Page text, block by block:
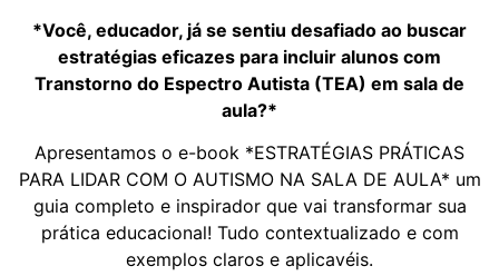
*Você, educador, já se sentiu desafiado ao buscar
estratégias eficazes para incluir alunos com
Transtorno do Espectro Autista (TEA) em sala de
aula?*
Apresentamos o e-book *ESTRATÉGIAS PRÁTICAS
PARA LIDAR COM O AUTISMO NA SALA DE AULA* um
guia completo e inspirador que vai transformar sua
prática educacional! Tudo contextualizado e com
exemplos claros e aplicavéis.